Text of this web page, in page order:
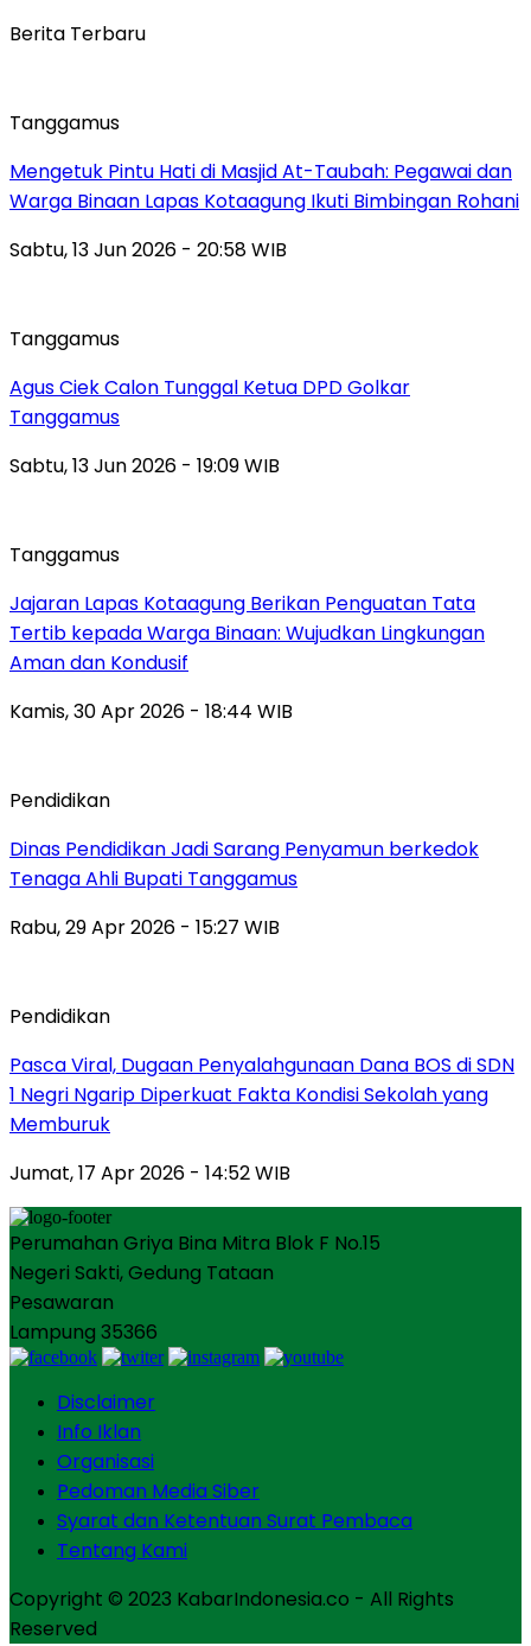
Berita Terbaru
Tanggamus
Mengetuk Pintu Hati di Masjid At-Taubah: Pegawai dan
Warga Binaan Lapas Kotaagung Ikuti Bimbingan Rohani
Sabtu, 13 Jun 2026 - 20:58 WIB
Tanggamus
Agus Ciek Calon Tunggal Ketua DPD Golkar
Tanggamus
Sabtu, 13 Jun 2026 - 19:09 WIB
Tanggamus
Jajaran Lapas Kotaagung Berikan Penguatan Tata
Tertib kepada Warga Binaan: Wujudkan Lingkungan
Aman dan Kondusif
Kamis, 30 Apr 2026 - 18:44 WIB
Pendidikan
Dinas Pendidikan Jadi Sarang Penyamun berkedok
Tenaga Ahli Bupati Tanggamus
Rabu, 29 Apr 2026 - 15:27 WIB
Pendidikan
Pasca Viral, Dugaan Penyalahgunaan Dana BOS di SDN
1 Negri Ngarip Diperkuat Fakta Kondisi Sekolah yang
Memburuk
Jumat, 17 Apr 2026 - 14:52 WIB
Perumahan Griya Bina Mitra Blok F No.15
Negeri Sakti, Gedung Tataan
Pesawaran
Lampung 35366
Disclaimer
Info Iklan
Organisasi
Pedoman Media Siber
Syarat dan Ketentuan Surat Pembaca
Tentang Kami
Copyright © 2023 KabarIndonesia.co - All Rights
Reserved